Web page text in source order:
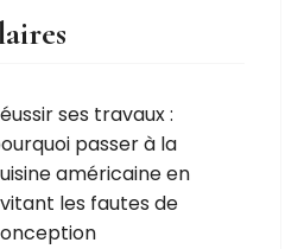
ses travaux :
passer à la
américaine en
les fautes de